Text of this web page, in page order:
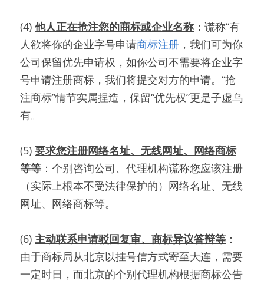
(4) 他人正在抢注您的商标或企业名称 ：谎称“有
人欲将你的企业字号申请商标注册 ，我们可为你
公司保留优先申请权，如你公司不需要将企业字
号申请注册商标，我们将提交对方的申请。“抢
注商标”情节实属捏造，保留“优先权”更是子虚乌
有。
(5) 要求您注册网络名址、无线网址、网络商标
等等 ：个别咨询公司、代理机构谎称您应该注册
（实际上根本不受法律保护的）网络名址、无线
网址、网络商标等。
(6) 主动联系申请驳回复审、商标异议答辩等 ：
由于商标局从北京以挂号信方式寄至大连，需要
一定时日，而北京的个别代理机构根据商标公告